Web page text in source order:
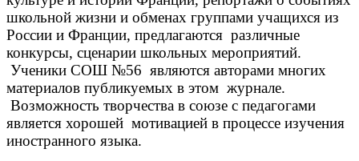
школьной жизни и обменах группами учащихся из
России и Франции, предлагаются различные
конкурсы, сценарии школьных мероприятий.
Ученики СОШ №56 являются авторами многих
материалов публикуемых в этом журнале.
Возможность творчества в союзе с педагогами
является хорошей мотивацией в процессе изучения
иностранного языка.